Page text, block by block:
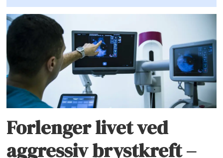
Forlenger livet ved
aggressiv brystkreft –